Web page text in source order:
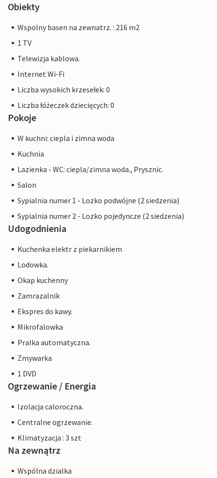
Obiekty
Wspolny basen na zewnatrz. : 216 m2
1 TV
Telewizja kablowa.
Internet Wi-Fi
Liczba wysokich krzesełek: 0
Liczba łóżeczek dziecięcych: 0
Pokoje
W kuchni: ciepla i zimna woda
Kuchnia
Lazienka - WC: ciepla/zimna woda., Prysznic.
Salon
Sypialnia numer 1 - Lozko podwójne (2 siedzenia)
Sypialnia numer 2 - Lozko pojedyncze (2 siedzenia)
Udogodnienia
Kuchenka elektr z piekarnikiem
Lodowka.
Okap kuchenny
Zamrazalnik
Ekspres do kawy.
Mikrofalowka
Pralka automatyczna.
Zmywarka
1 DVD
Ogrzewanie / Energia
Izolacja caloroczna.
Centralne ogrzewanie.
Klimatyzacja : 3 szt
Na zewnątrz
Wspólna dzialka